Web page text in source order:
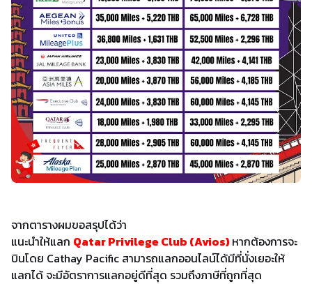
จากตารางผมขอสรุปได้ว่า
แนะนำให้แลก Qatar Privilege Club (Avios) หากต้องการจะ
บินโดย Cathay Pacific สามารถแลกออนไลน์ได้มีที่นั่งเยอะให้
แลกได้ จะมีอัตราการแลกอยู่ดีที่สุด รวมถึงภาษีที่ถูกที่สุด